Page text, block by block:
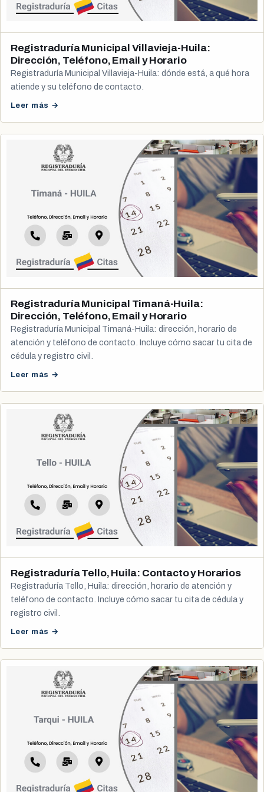
Registraduría Municipal Villavieja-Huila:
Dirección, Teléfono, Email y Horario
Registraduría Municipal Villavieja-Huila: dónde está, a qué hora
atiende y su teléfono de contacto.
Leer más →
Registraduría Municipal Timaná-Huila:
Dirección, Teléfono, Email y Horario
Registraduría Municipal Timaná-Huila: dirección, horario de
atención y teléfono de contacto. Incluye cómo sacar tu cita de
cédula y registro civil.
Leer más →
Registraduría Tello, Huila: Contacto y Horarios
Registraduría Tello, Huila: dirección, horario de atención y
teléfono de contacto. Incluye cómo sacar tu cita de cédula y
registro civil.
Leer más →